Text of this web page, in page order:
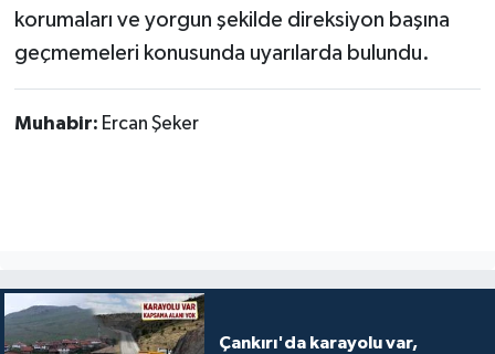
korumaları ve yorgun şekilde direksiyon başına
geçmemeleri konusunda uyarılarda bulundu.
Muhabir: Ercan Şeker
Çankırı'da karayolu var,